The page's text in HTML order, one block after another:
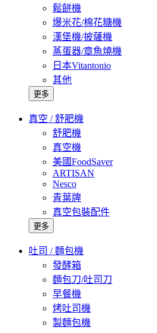
鬆餅機
爆米花/棉花糖機
漢堡機/披薩機
蒸蛋器/章魚燒機
日本Vitantonio
其他
更多
真空 / 舒肥機
舒肥機
真空機
美國FoodSaver
ARTISAN
Nesco
青葉牌
真空包裝配件
更多
吐司 / 麵包機
發酵箱
麵包刀/吐司刀
早餐機
烤吐司機
製麵包機